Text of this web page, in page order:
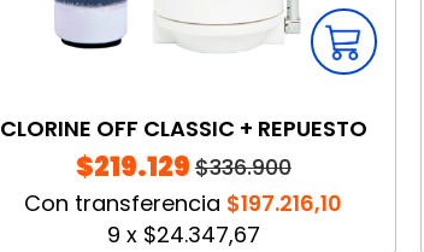
CLORINE OFF CLASSIC + REPUESTO
$219.129$336.900
Con transferencia $197.216,10
9 x $24.347,67